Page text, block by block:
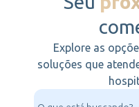
Explore as
soluções que